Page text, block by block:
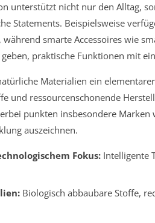
unterstützt nicht nur den Alltag,
Statements. Beispielsweise
smarte Accessoires wie
praktische Funktionen mit
Materialien ein
und ressourcenschonende
punkten insbesondere Marken
auszeichnen.
Fokus:Intelligente
Biologisch abbaubare Stoffe,